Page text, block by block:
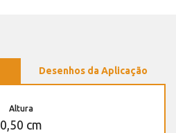
Desenhos da Aplicação
Altura
0,50 cm